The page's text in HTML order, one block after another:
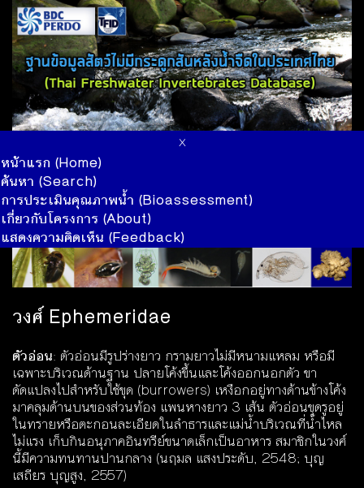
x
หน้าแรก (Home)
ค้นหา (Search)
การประเมินคุณภาพน้ำ (Bioassessment)
เกี่ยวกับโครงการ (About)
แสดงความคิดเห็น (Feedback)
วงศ์ Ephemeridae
ตัวอ่อน: ตัวอ่อนมีรูปร่างยาว กรามยาวไม่มีหนามแหลม หรือมี
เฉพาะบริเวณด้านฐาน ปลายโค้งขึ้นและโค้งออกนอกตัว ขา
ดัดแปลงไปสำหรับใช้ขุด (burrowers) เหงือกอยู่ทางด้านข้างโค้ง
มาคลุมด้านบนของส่วนท้อง แพนหางยาว 3 เส้น ตัวอ่อนขุดรูอยู่
ในทรายหรือตะกอนละเอียดในลำธารและแม่น้ำบริเวณที่น้ำไหล
ไม่แรง เก็บกินอนุภาคอินทรีย์ขนาดเล็กเป็นอาหาร สมาชิกในวงศ์
นี้มีความทนทานปานกลาง (นฤมล แสงประดับ, 2548; บุญ
เสถียร บุญสูง, 2557)